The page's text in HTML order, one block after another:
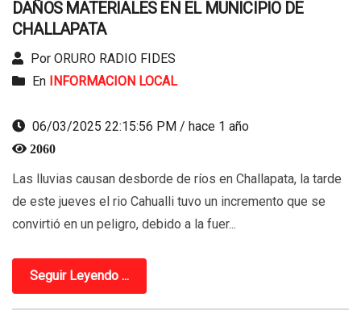
DAÑOS MATERIALES EN EL MUNICIPIO DE
CHALLAPATA
Por ORURO RADIO FIDES
En
INFORMACION LOCAL
06/03/2025 22:15:56 PM / hace 1 año
2060
Las lluvias causan desborde de ríos en Challapata, la tarde
de este jueves el rio Cahualli tuvo un incremento que se
convirtió en un peligro, debido a la fuer...
Seguir Leyendo ...